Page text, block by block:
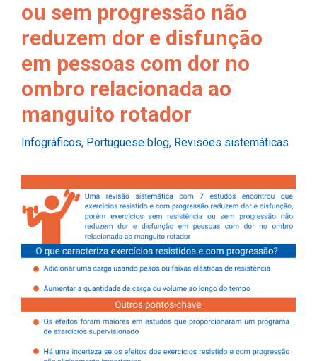
ou sem progressão não
reduzem dor e disfunção
em pessoas com dor no
ombro relacionada ao
manguito rotador
Categories
Infográficos, Portuguese blog, Revisões sistemáticas